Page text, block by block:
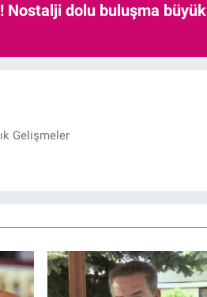
Nostalji dolu buluşma büyük
Gelişmeler